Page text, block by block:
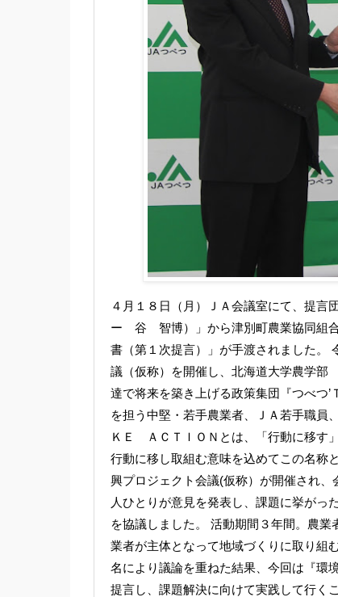
４月１８日（月）ＪＡ会議室にて、提言
ー 谷 智博）」から津別町農業協同組
書（第１次提言）」が手渡されました。
議（仮称）を開催し、北海道大学農学
達で将来を築き上げる政策集団『つべつ
を担う中堅・若手農業者、ＪＡ若手職員
ＫＥ ＡＣＴＩＯＮとは、「行動に移す
行動に移し取組む意味を込めてこの名称
興プロジェクト会議(仮称）が開催され
人ひとりが意見を発表し、課題に挙がっ
を協議しました。 活動期間３年間。農
業者が主体となって地域づくりに取り組
名により議論を重ねた結果、今回は『環
提言し、課題解決に向けて実践して行く